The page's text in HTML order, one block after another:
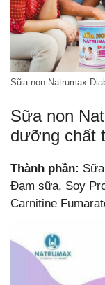
Sữa non Natrumax
Sữa non
dưỡng chất
Thành phần:
Đạm sữa, Soy
Carnitine